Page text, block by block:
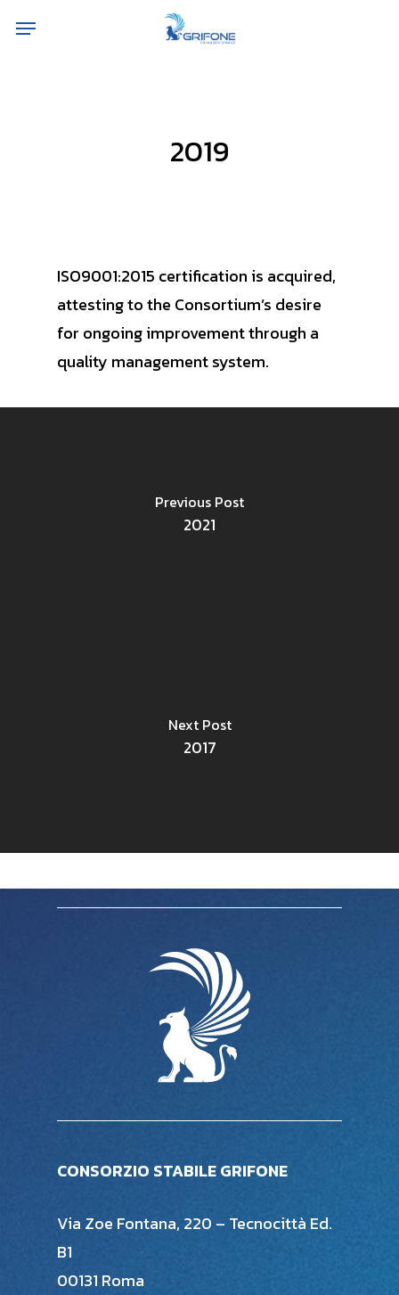
Menu
2019
ISO9001:2015 certification is acquired,
attesting to the Consortium’s desire
for ongoing improvement through a
quality management system.
Previous Post
2021
Next Post
2017
CONSORZIO STABILE GRIFONE
Via Zoe Fontana, 220 – Tecnocittà Ed.
B1
00131 Roma